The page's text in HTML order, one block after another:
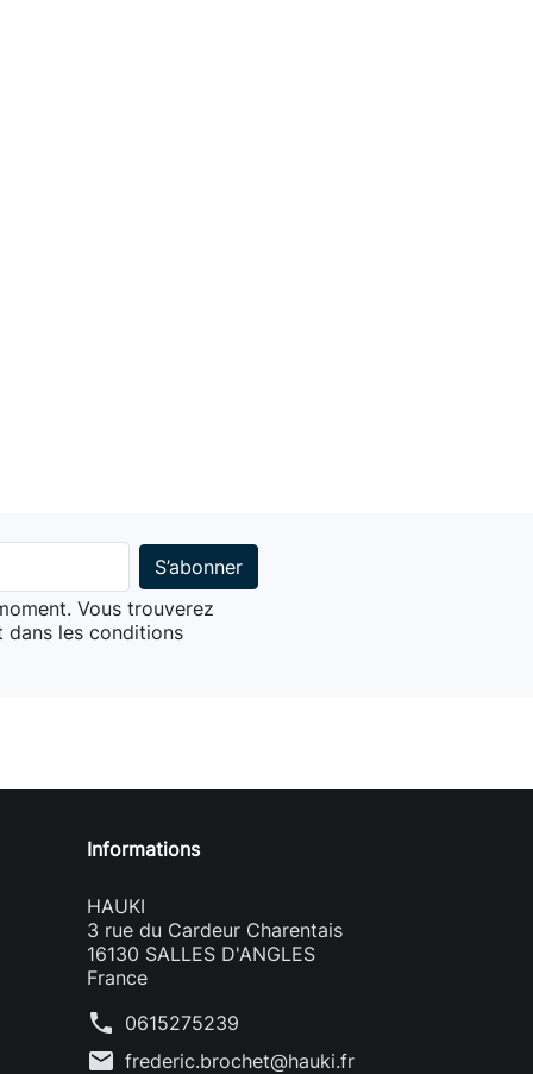
Vous trouverez
les conditions
Informations
HAUKI
3 rue du Cardeur Charentais
16130 SALLES D'ANGLES
France
phone 0615275239
mail frederic.brochet@hauki.fr